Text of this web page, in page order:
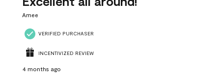
Amee
VERIFIED PURCHASER
INCENTIVIZED REVIEW
4 months ago